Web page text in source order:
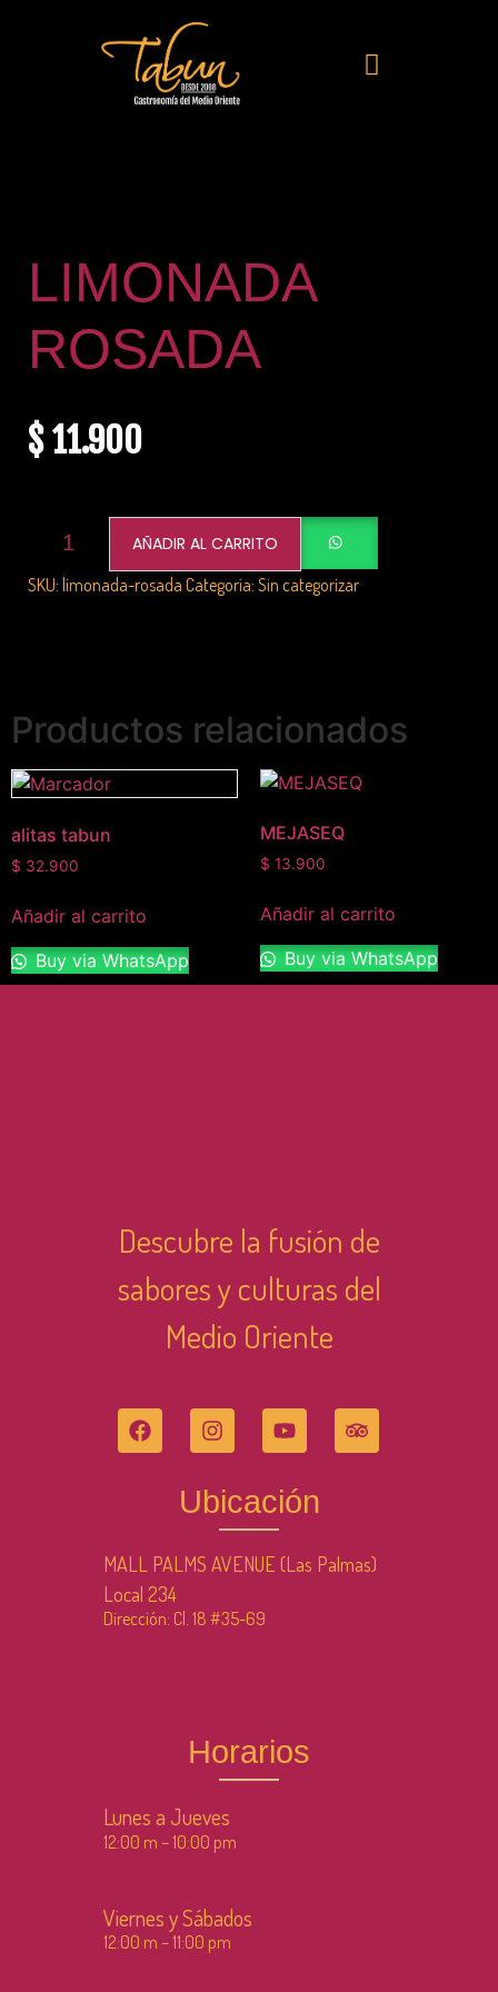
LIMONADA
ROSADA
$11.900
AÑADIR AL CARRITO
SKU: limonada-rosada Categoría: Sin categorizar
Productos relacionados
alitas tabun
$ 32.900
Añadir al carrito
Buy via WhatsApp
MEJASEQ
$ 13.900
Añadir al carrito
Buy via WhatsApp
Descubre la fusión de
sabores y culturas del
Medio Oriente
Ubicación
MALL PALMS AVENUE (Las Palmas)
Local 234
Dirección: Cl. 18 #35-69
Horarios
Lunes a Jueves
12:00 m – 10:00 pm
Viernes y Sábados
12:00 m – 11:00 pm